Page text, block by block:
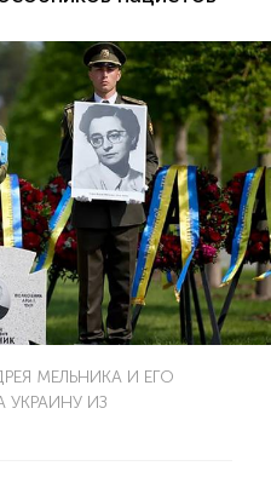
МЕЛЬНИКА И ЕГО
УКРАИНУ ИЗ